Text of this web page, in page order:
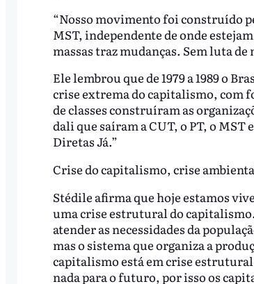
“Nosso movimento foi construído
MST, independente de onde
massas traz mudanças. Sem luta
Ele lembrou que de 1979 a 1989 o
crise extrema do capitalismo, com
de classes construíram as
dali que saíram a CUT, o PT, o
Diretas Já.”
Crise do capitalismo, crise
Stédile afirma que hoje estamos
uma crise estrutural do
atender as necessidades da
mas o sistema que organiza a
capitalismo está em crise estrutural
nada para o futuro, por isso os